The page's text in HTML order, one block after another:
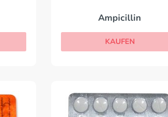
Ampicillin
KAUFEN